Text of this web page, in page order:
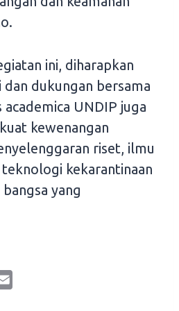
ini, diharapkan
dukungan bersama
UNDIP juga
kewenangan
riset, ilmu
kekarantinaan
yang